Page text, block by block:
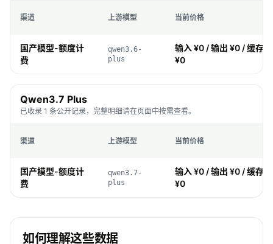
渠道 上游模型 当前价格
国产模型-额度计
费
qwen3.6-
plus
输入 ¥0 / 输出 ¥0 / 缓存
¥0
Qwen3.7 Plus
已收录 1 条公开记录，完整明细请在页面中按需查看。
渠道 上游模型 当前价格
国产模型-额度计
费
qwen3.7-
plus
输入 ¥0 / 输出 ¥0 / 缓存
¥0
如何理解这些数据